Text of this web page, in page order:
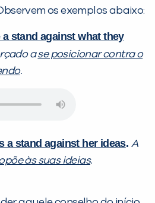
os exemplos abaixo:
a stand against what they
ase posicionar contra o
.
a stand against her ideas. A
às suas ideias.